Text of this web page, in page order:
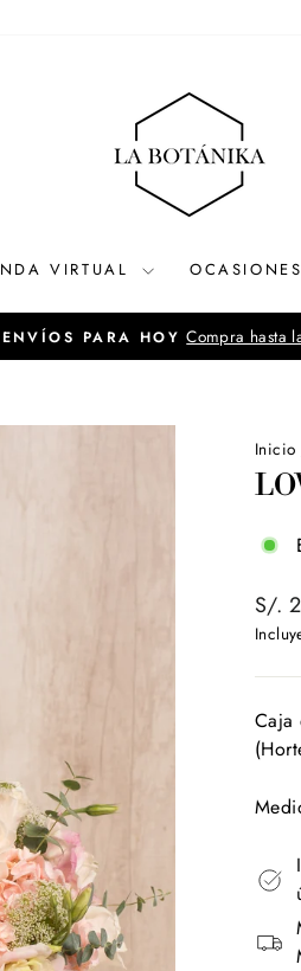
VIRTUAL OCASIONES
diapositivas
A LIMA Y CALLAO Ver
Inicio
S/.
Caja